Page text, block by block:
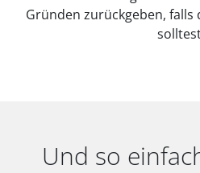
Gründen zurückgeben,
Und so